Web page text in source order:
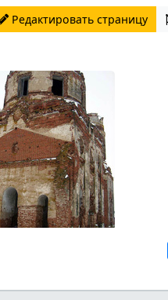
Редактировать страницу